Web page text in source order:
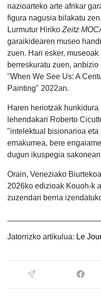
nazioarteko arte afrikar
figura nagusia bilakatu
Lurmutur Hiriko Zeitz
garaikidearen museo
zuen. Hari esker,
berreskuratu zuen,
"When We See Us: A
Painting" 2022an.
Haren heriotzak
lehendakari Roberto
"intelektual bisionarioa
emakumea, bere
dugun ikuspegia
Orain, Veneziako
2026ko edizioak Kouoh-k
zuzendari berria
Jatorrizko artikulua: Le